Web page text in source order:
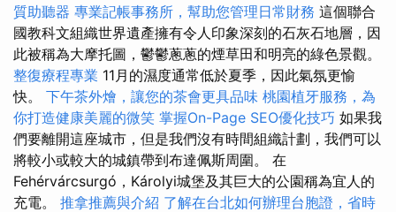
質助聽器 專業記帳事務所，幫助您管理日常財務 這個聯合
國教科文組織世界遺產擁有令人印象深刻的石灰石地層，因
此被稱為大摩托圖，鬱鬱蔥蔥的煙草田和明亮的綠色景觀。
整復療程專業 11月的濕度通常低於夏季，因此氣氛更愉
快。 下午茶外燴，讓您的茶會更具品味 桃園植牙服務，為
你打造健康美麗的微笑 掌握On-Page SEO優化技巧 如果我
們要離開這座城市，但是我們沒有時間組織計劃，我們可以
將較小或較大的城鎮帶到布達佩斯周圍。 在
Fehérvárcsurgó，Károlyi城堡及其巨大的公園稱為宜人的
充電。 推拿推薦與介紹 了解在台北如何辦理台胞證，省時